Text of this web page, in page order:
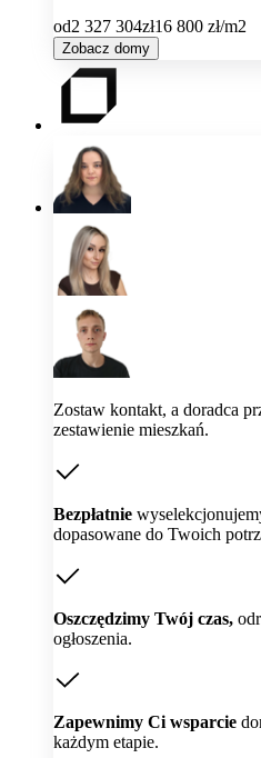
od2 327 304zł16 800 zł/m2
Zobacz domy
Zostaw kontakt, a doradca
zestawienie mieszkań.
Bezpłatnie
dopasowane do Twoich
Oszczędzimy Twój czas,
ogłoszenia.
Zapewnimy Ci wsparcie
każdym etapie.